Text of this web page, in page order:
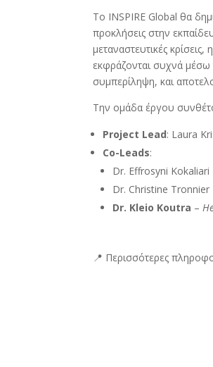
Το INSPIRE Global θα
προκλήσεις στην
μεταναστευτικές
εκφράζονται συχνά μέσω
συμπερίληψη, και
Την ομάδα έργου
Project Lead: Laura
Co-Leads:
Dr. Effrosyni Kokaliari
Dr. Christine Tronnier
Dr. Kleio Koutra –
📍 Περισσότερες